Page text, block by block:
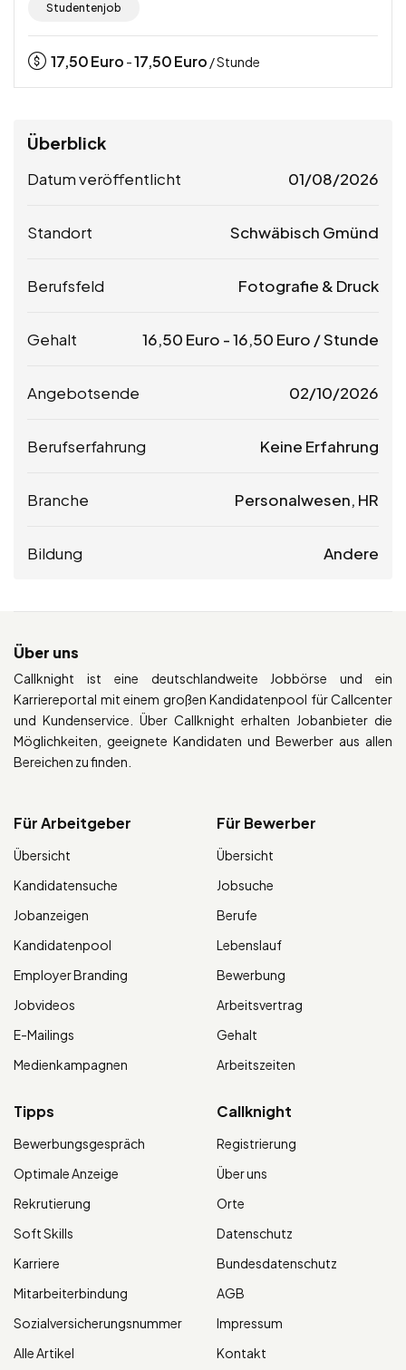
Studentenjob
17,50Euro -17,50Euro / Stunde
Überblick
Datum veröffentlicht 01/08/2026
Standort Schwäbisch Gmünd
Berufsfeld Fotografie & Druck
Gehalt 16,50 Euro -16,50 Euro / Stunde
Angebotsende 02/10/2026
Berufserfahrung Keine Erfahrung
Branche Personalwesen, HR
Bildung Andere
Über uns
Callknight ist eine deutschlandweite Jobbörse und ein
Karriereportal mit einem großen Kandidatenpool für Callcenter
und Kundenservice. Über Callknight erhalten Jobanbieter die
Möglichkeiten, geeignete Kandidaten und Bewerber aus allen
Bereichen zu finden.
Für Arbeitgeber
Übersicht
Kandidatensuche
Jobanzeigen
Kandidatenpool
Employer Branding
Jobvideos
E-Mailings
Medienkampagnen
Für Bewerber
Übersicht
Jobsuche
Berufe
Lebenslauf
Bewerbung
Arbeitsvertrag
Gehalt
Arbeitszeiten
Tipps
Bewerbungsgespräch
Optimale Anzeige
Rekrutierung
Soft Skills
Karriere
Mitarbeiterbindung
Sozialversicherungsnummer
Alle Artikel
Callknight
Registrierung
Über uns
Orte
Datenschutz
Bundesdatenschutz
AGB
Impressum
Kontakt